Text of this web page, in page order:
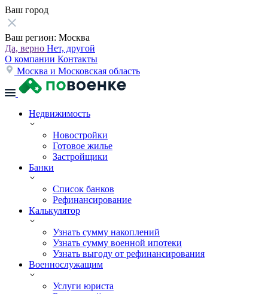
Ваш город
Ваш регион: Москва
Да, верно Нет, другой
О компании Контакты
Москва и Московская область
Недвижимость
Новостройки
Готовое жилье
Застройщики
Банки
Список банков
Рефинансирование
Калькулятор
Узнать сумму накоплений
Узнать сумму военной ипотеки
Узнать выгоду от рефинансирования
Военнослужащим
Услуги юриста